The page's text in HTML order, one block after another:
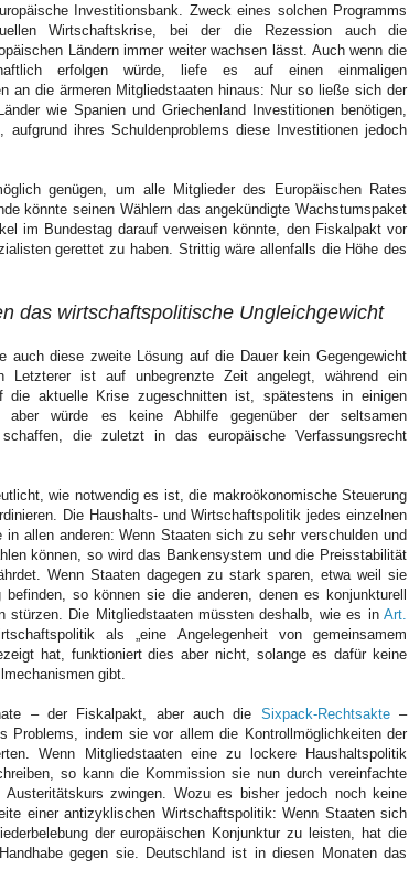
Investitionsbank. Zweck eines solchen Programms
Wirtschaftskrise, bei der die Rezession auch die
Ländern immer weiter wachsen lässt. Auch wenn die
erfolgen würde, liefe es auf einen einmaligen
an die ärmeren Mitgliedstaaten hinaus: Nur so ließe sich der
wie Spanien und Griechenland Investitionen benötigen,
aufgrund ihres Schuldenproblems diese Investitionen jedoch
genügen, um alle Mitglieder des Europäischen Rates
könnte seinen Wählern das angekündigte Wachstumspaket
im Bundestag darauf verweisen könnte, den Fiskalpakt vor
gerettet zu haben. Strittig wäre allenfalls die Höhe des
das wirtschaftspolitische Ungleichgewicht
auch diese zweite Lösung auf die Dauer kein Gegengewicht
Letzterer ist auf unbegrenzte Zeit angelegt, während ein
die aktuelle Krise zugeschnitten ist, spätestens in einigen
aber würde es keine Abhilfe gegenüber der seltsamen
schaffen, die zuletzt in das europäische Verfassungsrecht
wie notwendig es ist, die makroökonomische Steuerung
Die Haushalts- und Wirtschaftspolitik jedes einzelnen
allen anderen: Wenn Staaten sich zu sehr verschulden und
können, so wird das Bankensystem und die Preisstabilität
Wenn Staaten dagegen zu stark sparen, etwa weil sie
so können sie die anderen, denen es konjunkturell
stürzen. Die Mitgliedstaaten müssten deshalb, wie es in Art.
als „eine Angelegenheit von gemeinsamem
hat, funktioniert dies aber nicht, solange es dafür keine
gibt.
– der Fiskalpakt, aber auch die Sixpack-Rechtsakte–
Problems, indem sie vor allem die Kontrollmöglichkeiten der
Wenn Mitgliedstaaten eine zu lockere Haushaltspolitik
so kann die Kommission sie nun durch vereinfachte
Austeritätskurs zwingen. Wozu es bisher jedoch noch keine
einer antizyklischen Wirtschaftspolitik: Wenn Staaten sich
der europäischen Konjunktur zu leisten, hat die
gegen sie. Deutschland ist in diesen Monaten das